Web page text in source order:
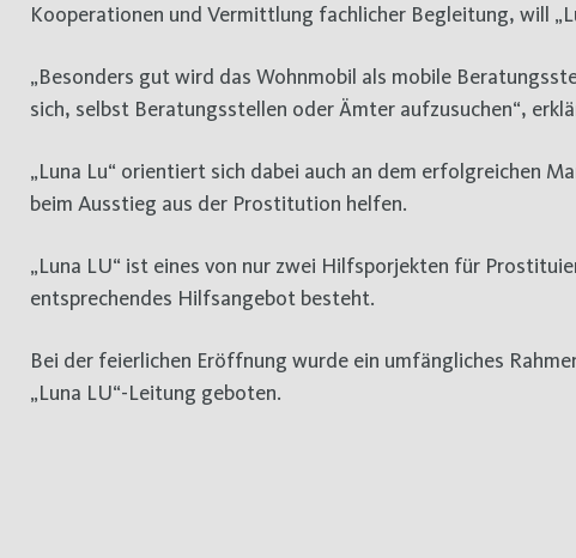
Kooperationen und Vermittlung fachlicher Begleitung, will
„Besonders gut wird das Wohnmobil als mobile
sich, selbst Beratungsstellen oder Ämter aufzusuchen“,
„Luna Lu“ orientiert sich dabei auch an dem erfolgreichen
beim Ausstieg aus der Prostitution helfen.
„Luna LU“ ist eines von nur zwei Hilfsporjekten für
entsprechendes Hilfsangebot besteht.
Bei der feierlichen Eröffnung wurde ein umfängliches
„Luna LU“-Leitung geboten.